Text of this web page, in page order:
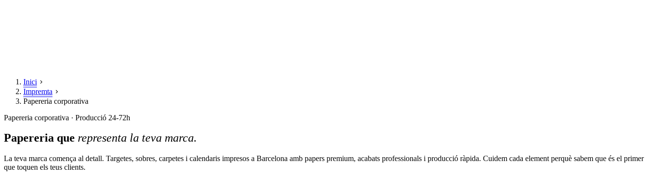
Inici
Impremta
Papereria corporativa
Papereria corporativa · Producció 24-72h
Papereria que representa la teva marca.
La teva marca comença al detall. Targetes, sobres, carpetes i calendaris impresos a Barcelona amb papers premium, acabats professionals i producció ràpida. Cuidem cada element perquè sabem que és el primer
que toquen els teus clients.